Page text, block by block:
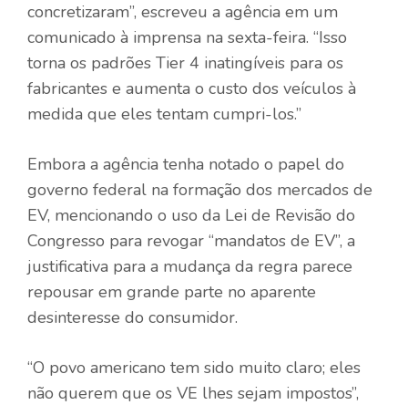
concretizaram”, escreveu a agência em um
comunicado à imprensa na sexta-feira. “Isso
torna os padrões Tier 4 inatingíveis para os
fabricantes e aumenta o custo dos veículos à
medida que eles tentam cumpri-los.”
Embora a agência tenha notado o papel do
governo federal na formação dos mercados de
EV, mencionando o uso da Lei de Revisão do
Congresso para revogar “mandatos de EV”, a
justificativa para a mudança da regra parece
repousar em grande parte no aparente
desinteresse do consumidor.
“O povo americano tem sido muito claro; eles
não querem que os VE lhes sejam impostos”,